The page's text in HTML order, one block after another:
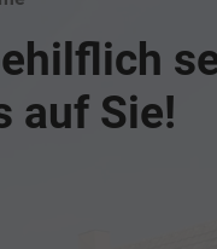
auf Sie!